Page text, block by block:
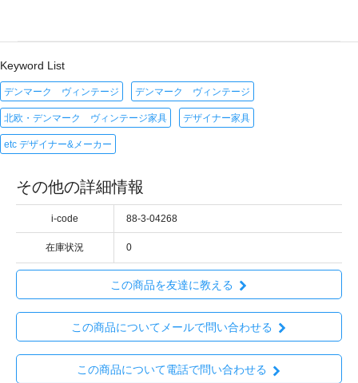
Keyword List
デンマーク ヴィンテージ デンマーク ヴィンテージ
北欧・デンマーク ヴィンテージ家具 デザイナー家具
etc デザイナー&メーカー
その他の詳細情報
i-code 88-3-04268
在庫状況 0
この商品を友達に教える
この商品についてメールで問い合わせる
この商品について電話で問い合わせる